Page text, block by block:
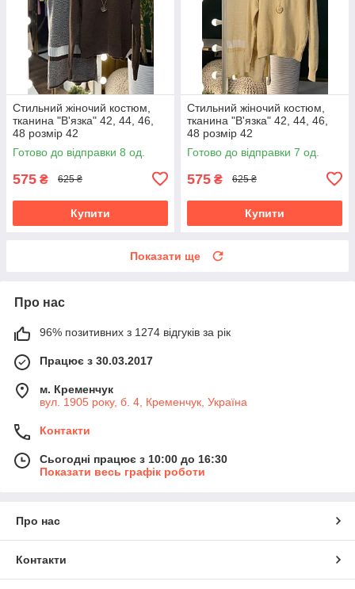
Стильний жіночий костюм,
тканина "В'язка" 42, 44, 46,
48 розмір 42
Готово до відправки 8 од.
575 ₴ 625 ₴
Купити
Стильний жіночий костюм,
тканина "В'язка" 42, 44, 46,
48 розмір 42
Готово до відправки 7 од.
575 ₴ 625 ₴
Купити
Показати ще
Про нас
96% позитивних з 1274 відгуків за рік
Працює з 30.03.2017
м. Кременчук
вул. 1905 року, б. 4, Кременчук, Україна
Контакти
Сьогодні працює з 10:00 до 16:30
Показати весь графік роботи
Про нас
Контакти